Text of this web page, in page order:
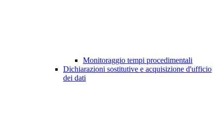
Monitoraggio tempi procedimentali
Dichiarazioni sostitutive e acquisizione d'ufficio
dei dati